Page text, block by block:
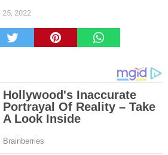
25, 2022